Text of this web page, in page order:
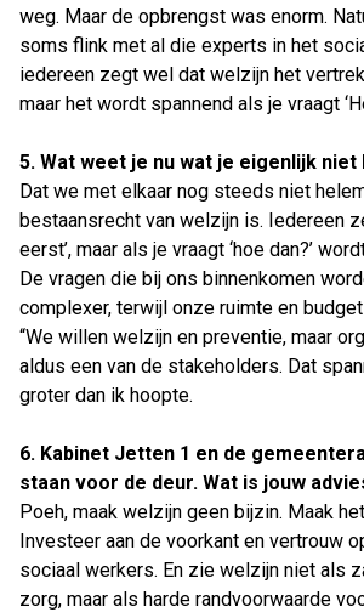
weg. Maar de opbrengst was enorm.
soms flink met al die experts in het
iedereen zegt wel dat welzijn het
maar het wordt spannend als je vraagt
5. Wat weet je nu wat je eigenlijk niet
Dat we met elkaar nog steeds niet
bestaansrecht van welzijn is. Iedereen
eerst’, maar als je vraagt ‘hoe dan?’
De vragen die bij ons binnenkomen
complexer, terwijl onze ruimte en
“We willen welzijn en preventie, maar
aldus een van de stakeholders. Dat
groter dan ik hoopte.
6. Kabinet Jetten 1 en de
staan voor de deur. Wat is jouw
Poeh, maak welzijn geen bijzin. Maak
Investeer aan de voorkant en vertrouw
sociaal werkers. En zie welzijn niet als
zorg, maar als harde randvoorwaarde